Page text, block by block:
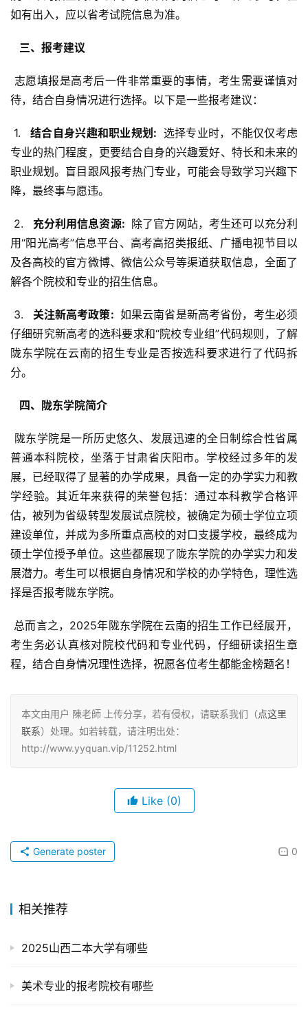
如有出入，应以省考试院信息为准。
  三、报考建议
待，结合自身情况进行选择。以下是一些报考建议：
1.
  结合自身兴趣和职业规划:
选择专业时，不能仅仅考虑
专业的热门程度，更要结合自身的兴趣爱好、特长和未来的
职业规划。盲目跟风报考热门专业，可能会导致学习兴趣下
降，最终事与愿违。
2.
  充分利用信息资源:
除了官方网站，考生还可以充分利
用“阳光高考”信息平台、高考高招类报纸、广播电视节目以
及各高校的官方微博、微信公众号等渠道获取信息，全面了
解各个院校和专业的招生信息。
3.
  关注新高考政策:
如果云南省是新高考省份，考生必须
仔细研究新高考的选科要求和“院校专业组”代码规则，了解
陇东学院在云南的招生专业是否按选科要求进行了代码拆
分。
  四、陇东学院简介
普通本科院校，坐落于甘肃省庆阳市。学校经过多年的发
展，已经取得了显著的办学成果，具备一定的办学实力和教
学经验。其近年来获得的荣誉包括：通过本科教学合格评
估，被列为省级转型发展试点院校，被确定为硕士学位立项
建设单位，并成为多所重点高校的对口支援学校，最终成为
硕士学位授予单位。这些都展现了陇东学院的办学实力和发
展潜力。考生可以根据自身情况和学校的办学特色，理性选
择是否报考陇东学院。
考生务必认真核对院校代码和专业代码，仔细研读招生章
程，结合自身情况理性选择，祝愿各位考生都能金榜题名！
本文由用户 陳老師 上传分享，若有侵权，请联系我们（点这里
联系）处理。如若转载，请注明出处：
http://www.yyquan.vip/11252.html
Like (0)
0
Generate poster
相关推荐
2025山西二本大学有哪些
美术专业的报考院校有哪些